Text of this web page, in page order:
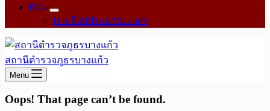
ITA
ITA ปีงบประมาณ 2569
สถานีตำรวจภูธรบางแก้ว
Menu
Oops! That page can’t be found.